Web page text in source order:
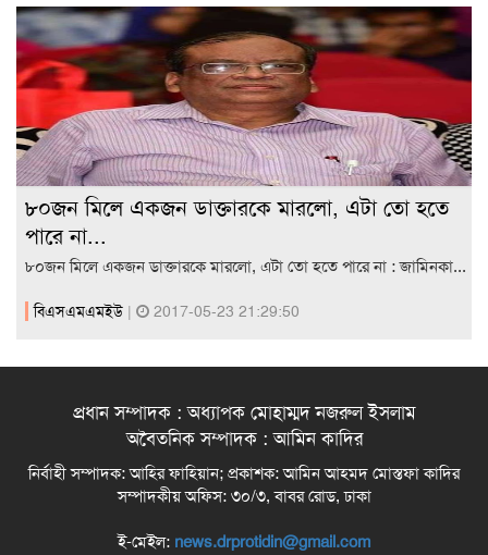
৮০জন মিলে একজন ডাক্তারকে মারলো, এটা তো হতে
পারে না...
৮০জন মিলে একজন ডাক্তারকে মারলো, এটা তো হতে পারে না : জামিনকা...
বিএসএমএমইউ | 2017-05-23 21:29:50
প্রধান সম্পাদক : অধ্যাপক মোহাম্মদ নজরুল ইসলাম
অবৈতনিক সম্পাদক : আমিন কাদির
নির্বাহী সম্পাদক: আহির ফাহিয়ান; প্রকাশক: আমিন আহমদ মোস্তফা কাদির
সম্পাদকীয় অফিস: ৩০/৩, বাবর রোড, ঢাকা
ই-মেইল: news.drprotidin@gmail.com